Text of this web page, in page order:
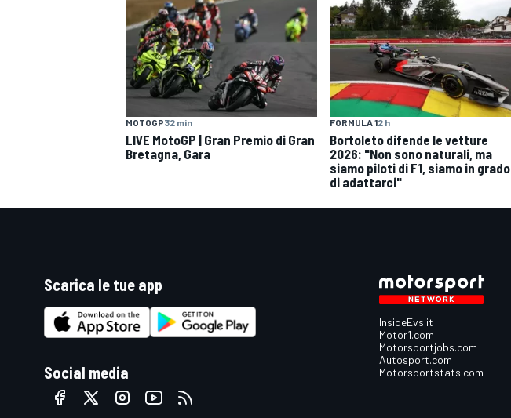
MONOMARCA
RALLY
MOTOGP32 min
LIVE MotoGP | Gran Premio di Gran
Bretagna, Gara
FORMULA 12 h
Bortoleto difende le vetture
2026: "Non sono naturali, ma
siamo piloti di F1, siamo in grado
di adattarci"
Scarica le tue app
Social media
InsideEvs.it
Motor1.com
Motorsportjobs.com
Autosport.com
Motorsportstats.com